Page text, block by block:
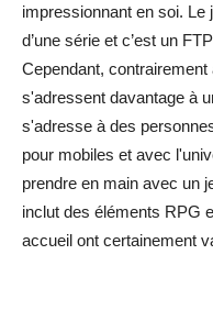
impressionnant en soi.
d’une série et c’est un
Cependant,
s'adressent davantage à
s'adresse à des
pour mobiles et avec
prendre en main avec un
inclut des éléments RPG
accueil ont certainement